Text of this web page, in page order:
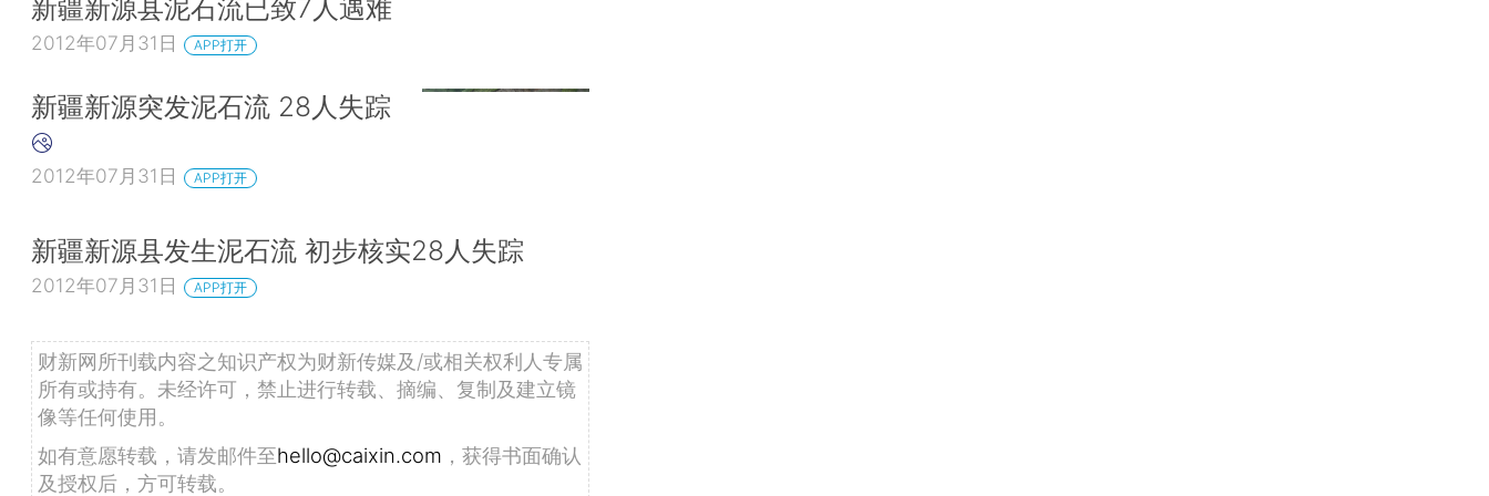
新疆新源县泥石流已致7人遇难
2012年07月31日 APP打开
新疆新源突发泥石流 28人失踪
2012年07月31日 APP打开
新疆新源县发生泥石流 初步核实28人失踪
2012年07月31日 APP打开
财新网所刊载内容之知识产权为财新传媒及/或相关权利人专属
所有或持有。未经许可，禁止进行转载、摘编、复制及建立镜
像等任何使用。
如有意愿转载，请发邮件至hello@caixin.com ，获得书面确认
及授权后，方可转载。